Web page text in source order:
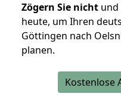
Zögern Sie nicht und
heute, um Ihren
Göttingen nach
planen.
Kostenlose